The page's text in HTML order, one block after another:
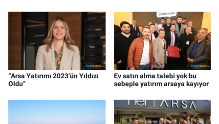
“Arsa Yatırımı 2023’ün Yıldızı
Oldu”
Ev satın alma talebi yok bu
sebeple yatırım arsaya kayıyor